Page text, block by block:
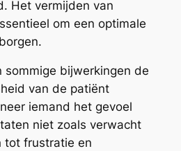
Het vermijden van
om een optimale
sommige bijwerkingen de
van de patiënt
iemand het gevoel
niet zoals verwacht
tot frustratie en